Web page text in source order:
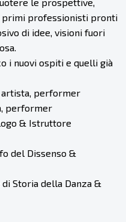
primi professionisti pronti
di idee, visioni fuori
i nuovi ospiti e quelli già
artista, performer
performer
& Istruttore
del Dissenso &
Storia della Danza &